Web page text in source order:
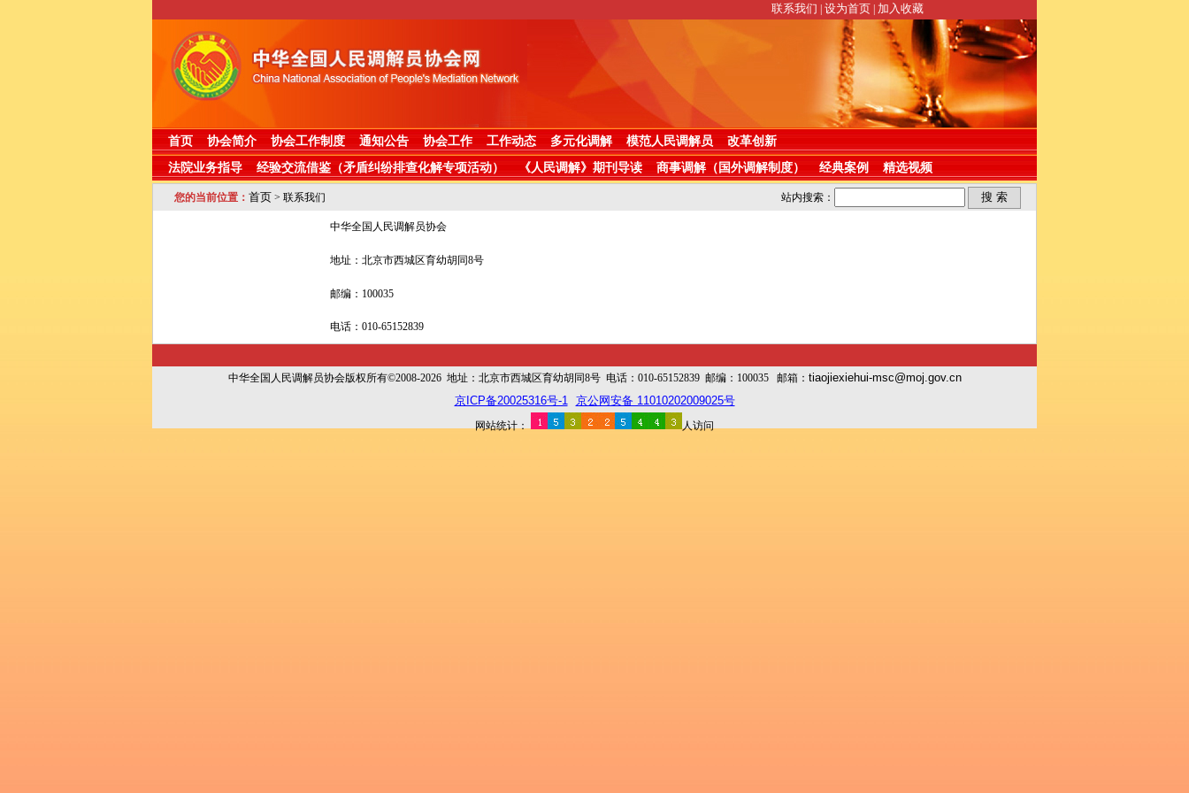
联系我们 设为首页 加入收藏
首页 协会简介 协会工作制度 通知公告 协会工作 工作动态 多元化调解 模范人民调解员
改革创新
法院业务指导
经验交流借鉴（矛盾纠纷排查化解专项活动） 《人民调解》期刊导读 商事调解（国外调解制度） 经典案例 精选视频
您的当前位置： 首页 > 联系我们 站内搜索：
中华全国人民调解员协会
地址：北京市西城区育幼胡同8号
邮编：100035
电话：010-65152839
中华全国人民调解员协会版权所有©2008-2026 地址：北京市西城区育幼胡同8号 电话：010-65152839 邮编：100035 邮箱： tiaojiexiehui-msc@moj.gov.cn
京ICP备20025316号-1
京公网安备 11010202009025号
网站统计： 人访问